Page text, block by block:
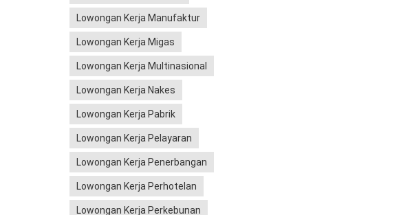
Lowongan Kerja Manufaktur
Lowongan Kerja Migas
Lowongan Kerja Multinasional
Lowongan Kerja Nakes
Lowongan Kerja Pabrik
Lowongan Kerja Pelayaran
Lowongan Kerja Penerbangan
Lowongan Kerja Perhotelan
Lowongan Kerja Perkebunan